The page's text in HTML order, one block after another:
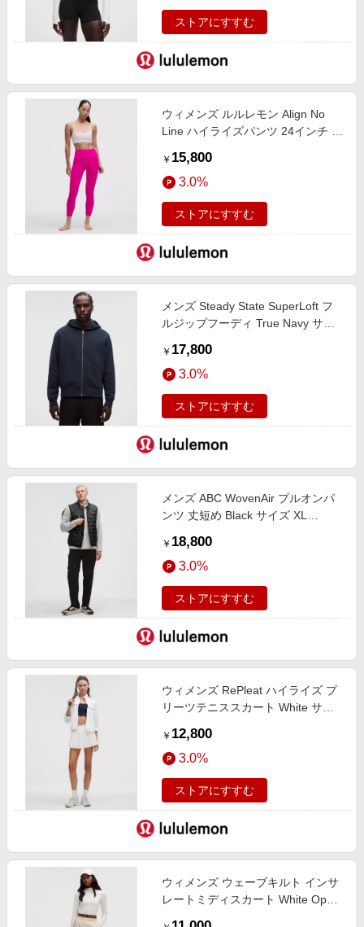
ストアにすすむ
ウィメンズ ルルレモン Align No
Line ハイライズパンツ 24インチ ア
lululemon
￥ 15,800
3.0%
ストアにすすむ
メンズ Steady State SuperLoft フ
ルジップフーディ True Navy サイ
￥ 17,800
3.0%
ストアにすすむ
メンズ ABC WovenAir プルオンパ
ンツ 丈短め Black サイズ XL
￥ 18,800
3.0%
ストアにすすむ
ウィメンズ RePleat ハイライズ プ
リーツテニススカート White サイ
￥ 12,800
3.0%
ストアにすすむ
ウィメンズ ウェーブキルト インサ
レートミディスカート White Opal